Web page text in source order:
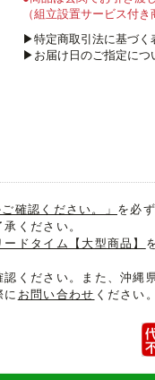
（組立設置サービス付き
▶特定商取引法に基づく
▶お届け日のご指定につ
確認ください。」 を必
ください。
ードタイム【大型商品】
認ください。また、沖縄
に お問い合わせ ください。